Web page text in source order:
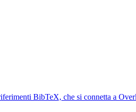
BibTeX, che si connetta a